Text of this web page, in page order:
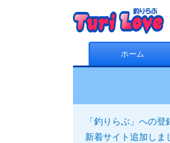
ホーム
「釣りらぶ」への
新着サイト追加しま